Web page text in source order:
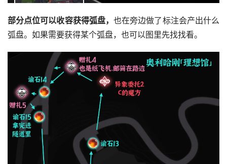
部分点位可以收容获得弧盘，也在旁边做了标注会产出什么
弧盘。如果需要获得某个弧盘，也可以图里先找找看。